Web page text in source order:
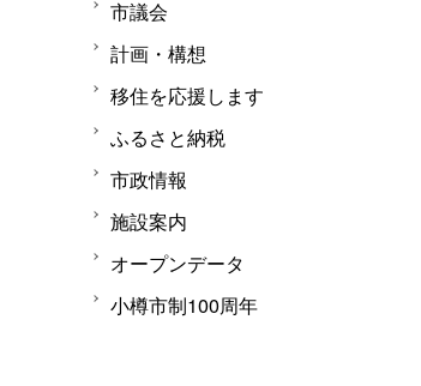
市議会
計画・構想
移住を応援します
ふるさと納税
市政情報
施設案内
オープンデータ
小樽市制100周年